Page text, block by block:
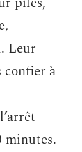
Leur
confier à
minutes.